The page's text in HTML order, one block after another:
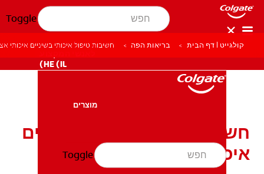
Toggle
HE (IL)
מוצרים
בריאות הפה
Toggle
קולגייט | דף הבית בריאות הפה חשיבות טיפול איכותי בשיניים איכותי
חשיבות טיפול איכותי בשיניים
איכותי אצל עבור ילדים